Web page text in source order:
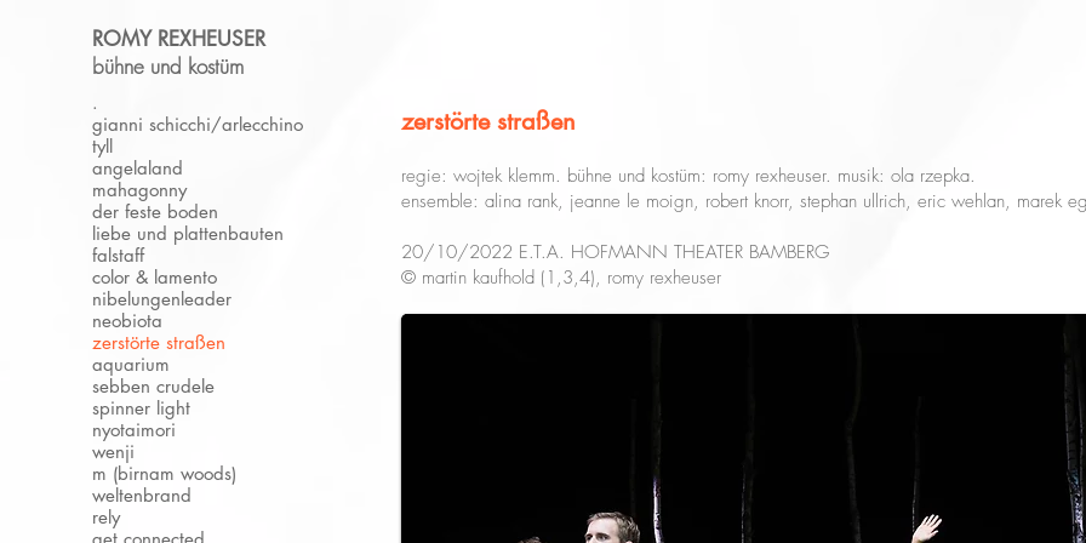
.
gianni schicchi/arlecchino
tyll
angelaland
mahagonny
der feste boden
liebe und plattenbauten
falstaff
color & lamento
nibelungenleader
neobiota
zerstörte straßen
aquarium
sebben crudele
spinner light
nyotaimori
wenji
m (birnam woods)
weltenbrand
rely
ROMY REXHEUSER
bühne und kostüm
zerstörte straßen
regie: wojtek klemm. bühne und kostüm: romy rexheuser. musik: ola rzepka.
ensemble: alina rank, jeanne le moign, robert knorr, stephan ullrich, eric wehlan, marek
20/10/2022 E.T.A. HOFMANN THEATER BAMBERG
© martin kaufhold (1,3,4), romy rexheuser